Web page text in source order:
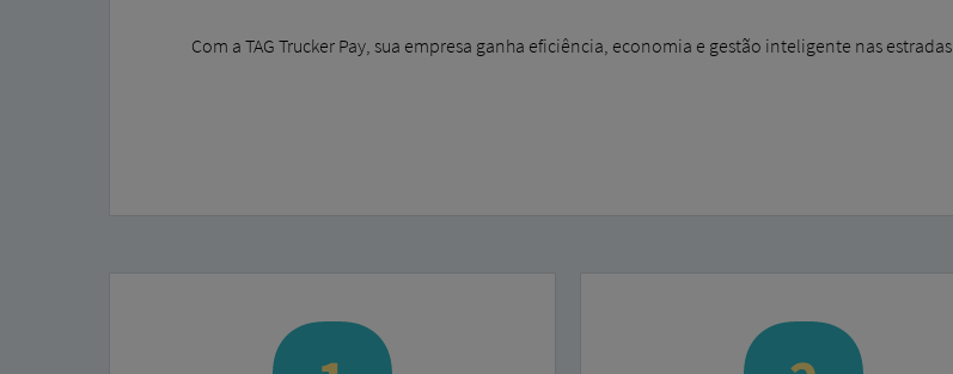
Com a TAG Trucker Pay, sua empresa ganha eficiência, economia e gestão inteligente nas estradas.